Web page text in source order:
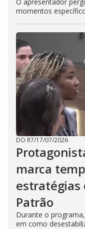
momentos
DO R7/17/07/2026
marca
estratégias
Patrão
Durante o
em como